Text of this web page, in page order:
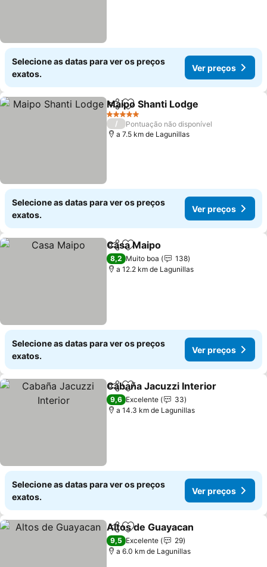
Selecione as datas para ver os preços
exatos.
Ver preços
PartilharAdicionar aos favoritos
Maipo Shanti Lodge
5 Estrelas
/
Pontuação não disponível
a 7.5 km de Lagunillas
Selecione as datas para ver os preços
exatos.
Ver preços
PartilharAdicionar aos favoritos
Casa Maipo
8,2 Muito boa
138
a 12.2 km de Lagunillas
Selecione as datas para ver os preços
exatos.
Ver preços
PartilharAdicionar aos favoritos
Cabaña Jacuzzi Interior
9,6 Excelente
33
a 14.3 km de Lagunillas
Selecione as datas para ver os preços
exatos.
Ver preços
PartilharAdicionar aos favoritos
Altos de Guayacan
9,5 Excelente
29
a 6.0 km de Lagunillas